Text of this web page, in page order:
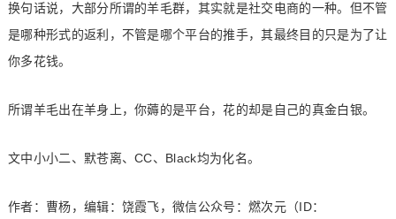
换句话说，大部分所谓的羊毛群，其实就是社交电商的一种。但不管
是哪种形式的返利，不管是哪个平台的推手，其最终目的只是为了让
你多花钱。
所谓羊毛出在羊身上，你薅的是平台，花的却是自己的真金白银。
文中小小二、默苍离、CC、Black均为化名。
作者：曹杨，编辑：饶霞飞，微信公众号：燃次元（ID：